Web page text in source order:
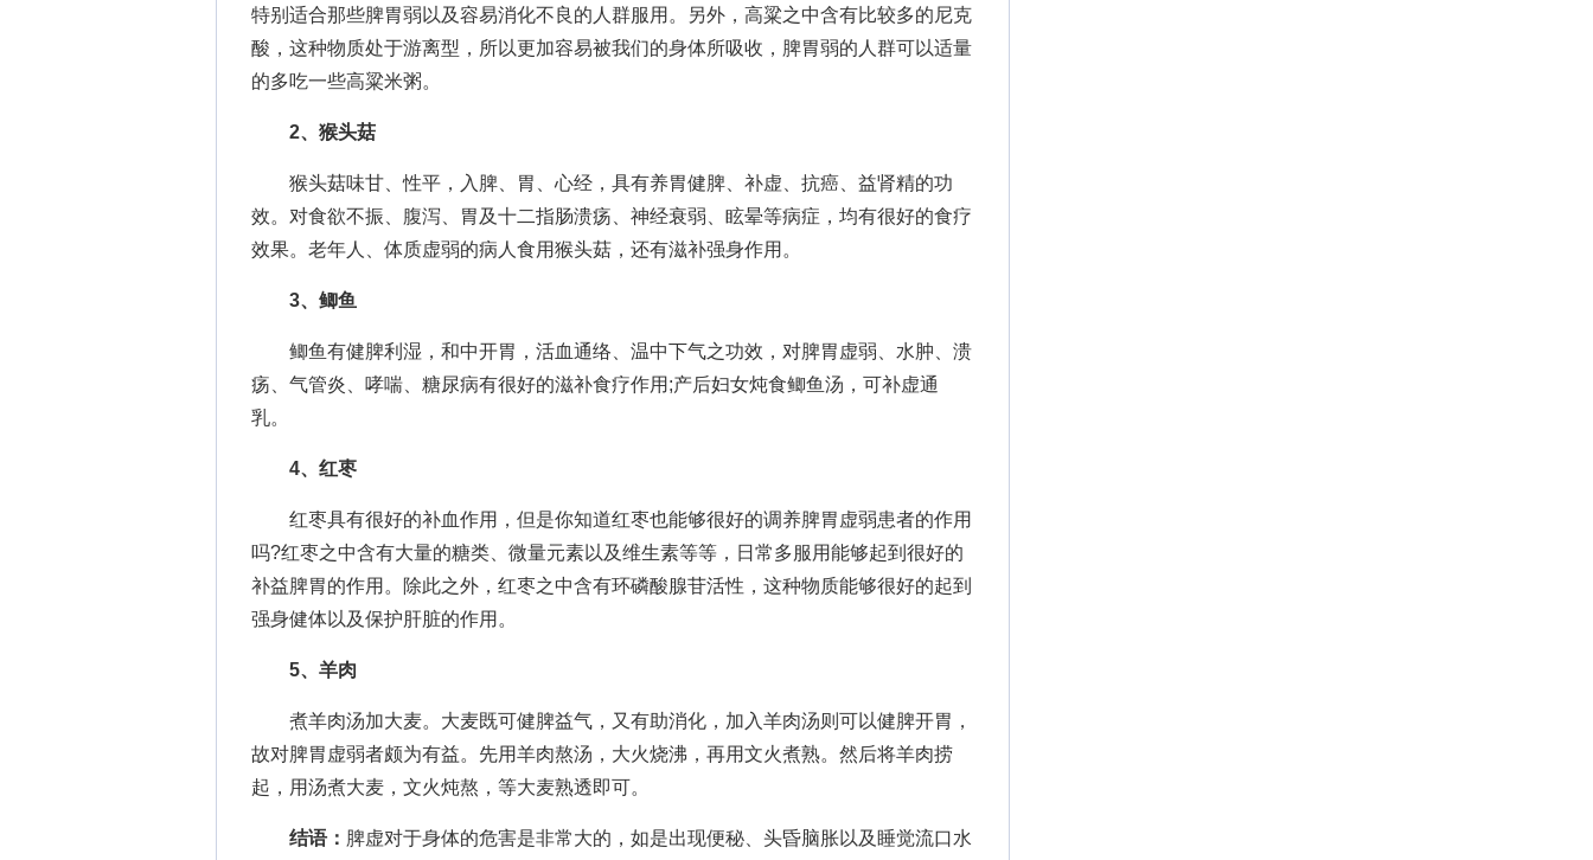
特别适合那些脾胃弱以及容易消化不良的人群服用。另外，高粱之中含有比较多的尼克
酸，这种物质处于游离型，所以更加容易被我们的身体所吸收，脾胃弱的人群可以适量
的多吃一些高粱米粥。
2、猴头菇
猴头菇味甘、性平，入脾、胃、心经，具有养胃健脾、补虚、抗癌、益肾精的功
效。对食欲不振、腹泻、胃及十二指肠溃疡、神经衰弱、眩晕等病症，均有很好的食疗
效果。老年人、体质虚弱的病人食用猴头菇，还有滋补强身作用。
3、鲫鱼
鲫鱼有健脾利湿，和中开胃，活血通络、温中下气之功效，对脾胃虚弱、水肿、溃
疡、气管炎、哮喘、糖尿病有很好的滋补食疗作用;产后妇女炖食鲫鱼汤，可补虚通
乳。
4、红枣
红枣具有很好的补血作用，但是你知道红枣也能够很好的调养脾胃虚弱患者的作用
吗?红枣之中含有大量的糖类、微量元素以及维生素等等，日常多服用能够起到很好的
补益脾胃的作用。除此之外，红枣之中含有环磷酸腺苷活性，这种物质能够很好的起到
强身健体以及保护肝脏的作用。
5、羊肉
煮羊肉汤加大麦。大麦既可健脾益气，又有助消化，加入羊肉汤则可以健脾开胃，
故对脾胃虚弱者颇为有益。先用羊肉熬汤，大火烧沸，再用文火煮熟。然后将羊肉捞
起，用汤煮大麦，文火炖熬，等大麦熟透即可。
结语： 脾虚对于身体的危害是非常大的，如是出现便秘、头昏脑胀以及睡觉流口水